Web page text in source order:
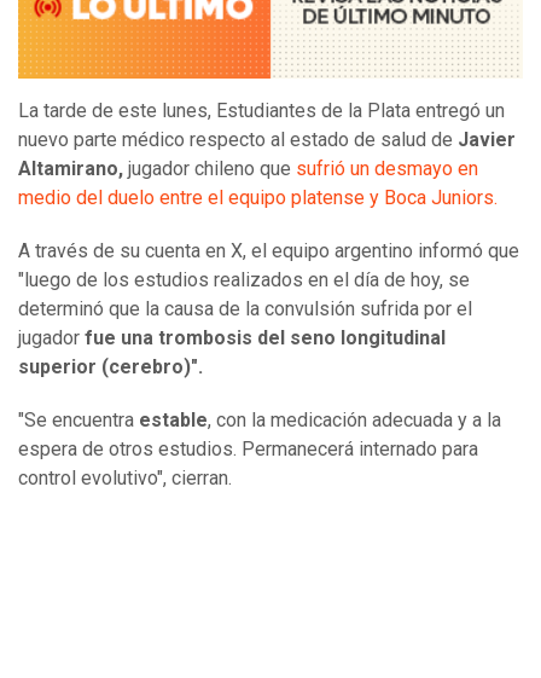
La tarde de este lunes, Estudiantes de la Plata entregó un
nuevo parte médico respecto al estado de salud de Javier
Altamirano, jugador chileno que sufrió un desmayo en
medio del duelo entre el equipo platense y Boca Juniors.
A través de su cuenta en X, el equipo argentino informó que
"luego de los estudios realizados en el día de hoy, se
determinó que la causa de la convulsión sufrida por el
jugador fue una trombosis del seno longitudinal
superior (cerebro)".
"Se encuentra estable, con la medicación adecuada y a la
espera de otros estudios. Permanecerá internado para
control evolutivo", cierran.